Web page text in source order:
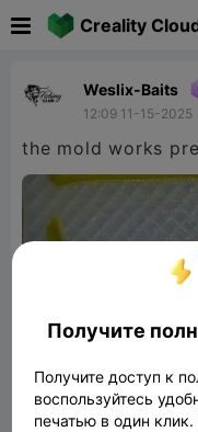
Creality
Weslix-Baits
12:09 11-15-2025
the mold works
Получите
Получите доступ к
воспользуйтесь
печатью в один